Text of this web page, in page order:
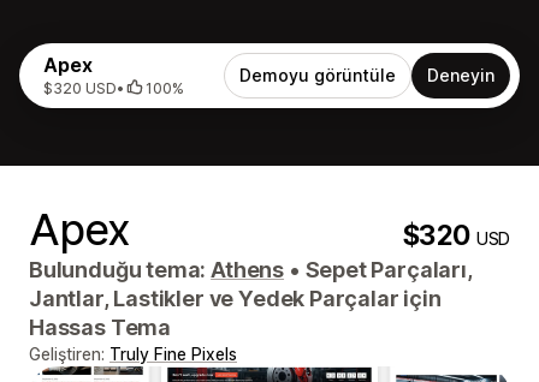
Apex
$320 USD• 100%
Demoyu görüntüle Deneyin
Apex $320USD
Bulunduğu tema:Athens • Sepet Parçaları,
Jantlar, Lastikler ve Yedek Parçalar için
Hassas Tema
Geliştiren: Truly Fine Pixels